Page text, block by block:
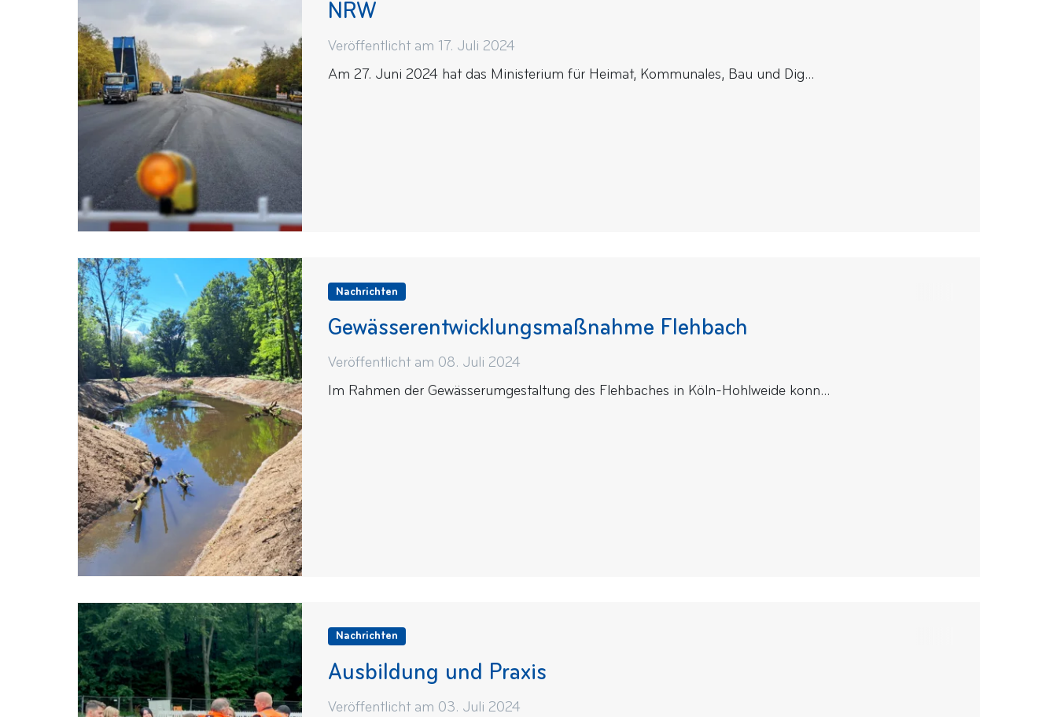
NRW
Veröffentlicht am 17. Juli 2024
Am 27. Juni 2024 hat das Ministerium für Heimat, Kommunales, Bau und Dig...
Nachrichten
Gewässerentwicklungsmaßnahme Flehbach
Veröffentlicht am 08. Juli 2024
Im Rahmen der Gewässerumgestaltung des Flehbaches in Köln-Hohlweide konn...
Nachrichten
Ausbildung und Praxis
Veröffentlicht am 03. Juli 2024